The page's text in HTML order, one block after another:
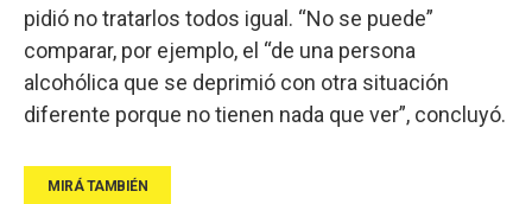
pidió no tratarlos todos igual. “No se puede”
comparar, por ejemplo, el “de una persona
alcohólica que se deprimió con otra situación
diferente porque no tienen nada que ver”, concluyó.